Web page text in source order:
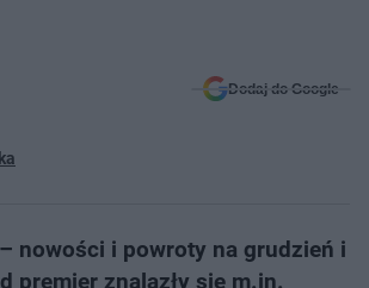
Dodaj do Google
nowości i powroty na grudzień i
premier znalazły się m.in.